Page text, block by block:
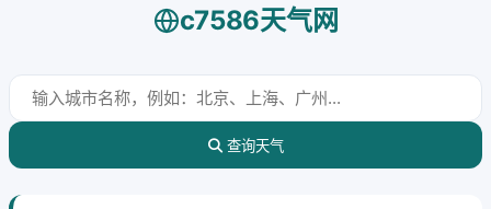
c7586天气网
查询天气